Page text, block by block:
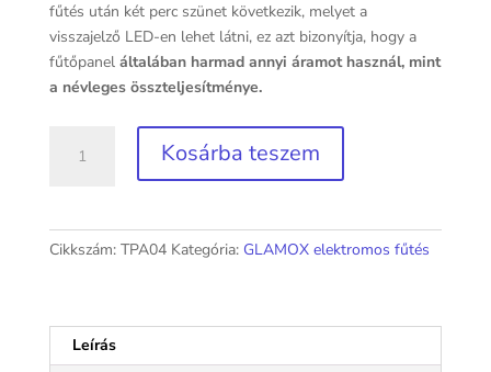
fűtés után két perc szünet következik, melyet a
visszajelző LED-en lehet látni, ez azt bizonyítja, hogy a
fűtőpanel általában harmad annyi áramot használ, mint
a névleges összteljesítménye.
TPA04
mennyiség
Kosárba teszem
Cikkszám: TPA04 Kategória: GLAMOX elektromos fűtés
Leírás